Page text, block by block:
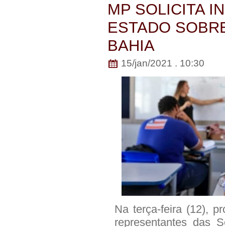
MP SOLICITA
ESTADO
BAHIA
15/jan/2021 . 10:30
Na terça-feira (12),
representantes das